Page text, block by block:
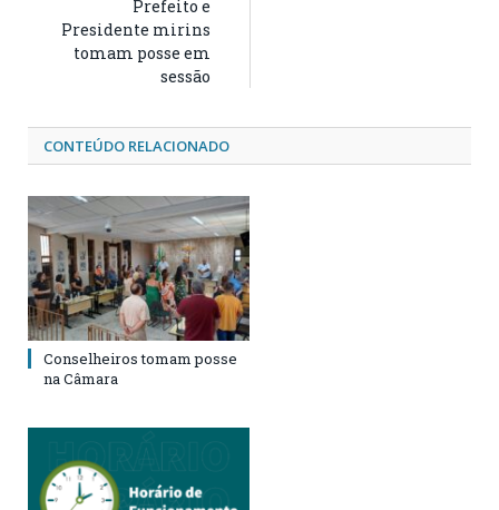
Prefeito e
Presidente mirins
tomam posse em
sessão
CONTEÚDO RELACIONADO
Conselheiros tomam posse
na Câmara